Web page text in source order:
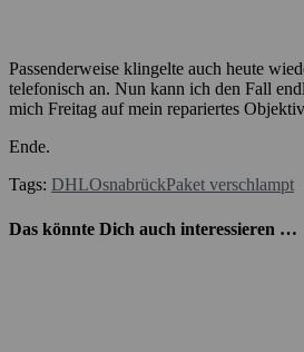
Passenderweise klingelte auch heute
telefonisch an. Nun kann ich den Fall
mich Freitag auf mein repariertes
Ende.
Tags: DHLOsnabrückPaket verschlampt
Das könnte Dich auch interessieren …